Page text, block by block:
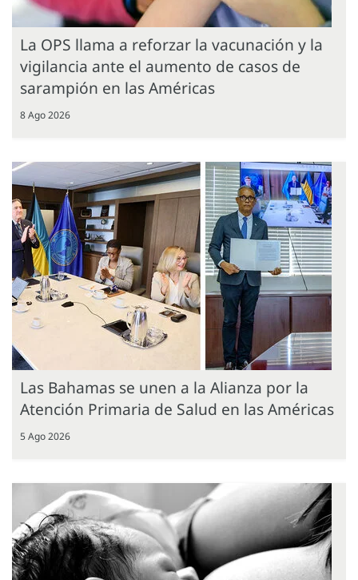
La OPS llama a reforzar la vacunación y la
vigilancia ante el aumento de casos de
sarampión en las Américas
8 Ago 2026
Las Bahamas se unen a la Alianza por la
Atención Primaria de Salud en las Américas
5 Ago 2026